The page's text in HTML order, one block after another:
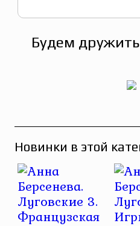
Будем
Новинки в этой